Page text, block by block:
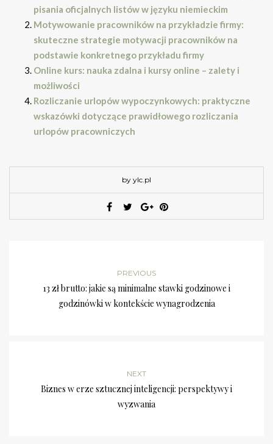
pisania oficjalnych listów w języku niemieckim
Motywowanie pracowników na przykładzie firmy:
skuteczne strategie motywacji pracowników na
podstawie konkretnego przykładu firmy
Online kurs: nauka zdalna i kursy online – zalety i
możliwości
Rozliczanie urlopów wypoczynkowych: praktyczne
wskazówki dotyczące prawidłowego rozliczania
urlopów pracowniczych
by ylc.pl
PREVIOUS
13 zł brutto: jakie są minimalne stawki godzinowe i
godzinówki w kontekście wynagrodzenia
NEXT
Biznes w erze sztucznej inteligencji: perspektywy i
wyzwania